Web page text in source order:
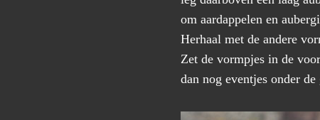
om aardappelen en
Herhaal met de andere
Zet de vormpjes in de
dan nog eventjes onder